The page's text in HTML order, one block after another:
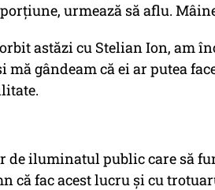
urmează să aflu.
astăzi cu Stelian Ion, am
mă gândeam că ei ar putea
de iluminatul public care să
că fac acest lucru și cu